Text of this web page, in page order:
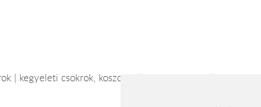
| kegyeleti csokrok, koszorúk | ajándéktárgyak |